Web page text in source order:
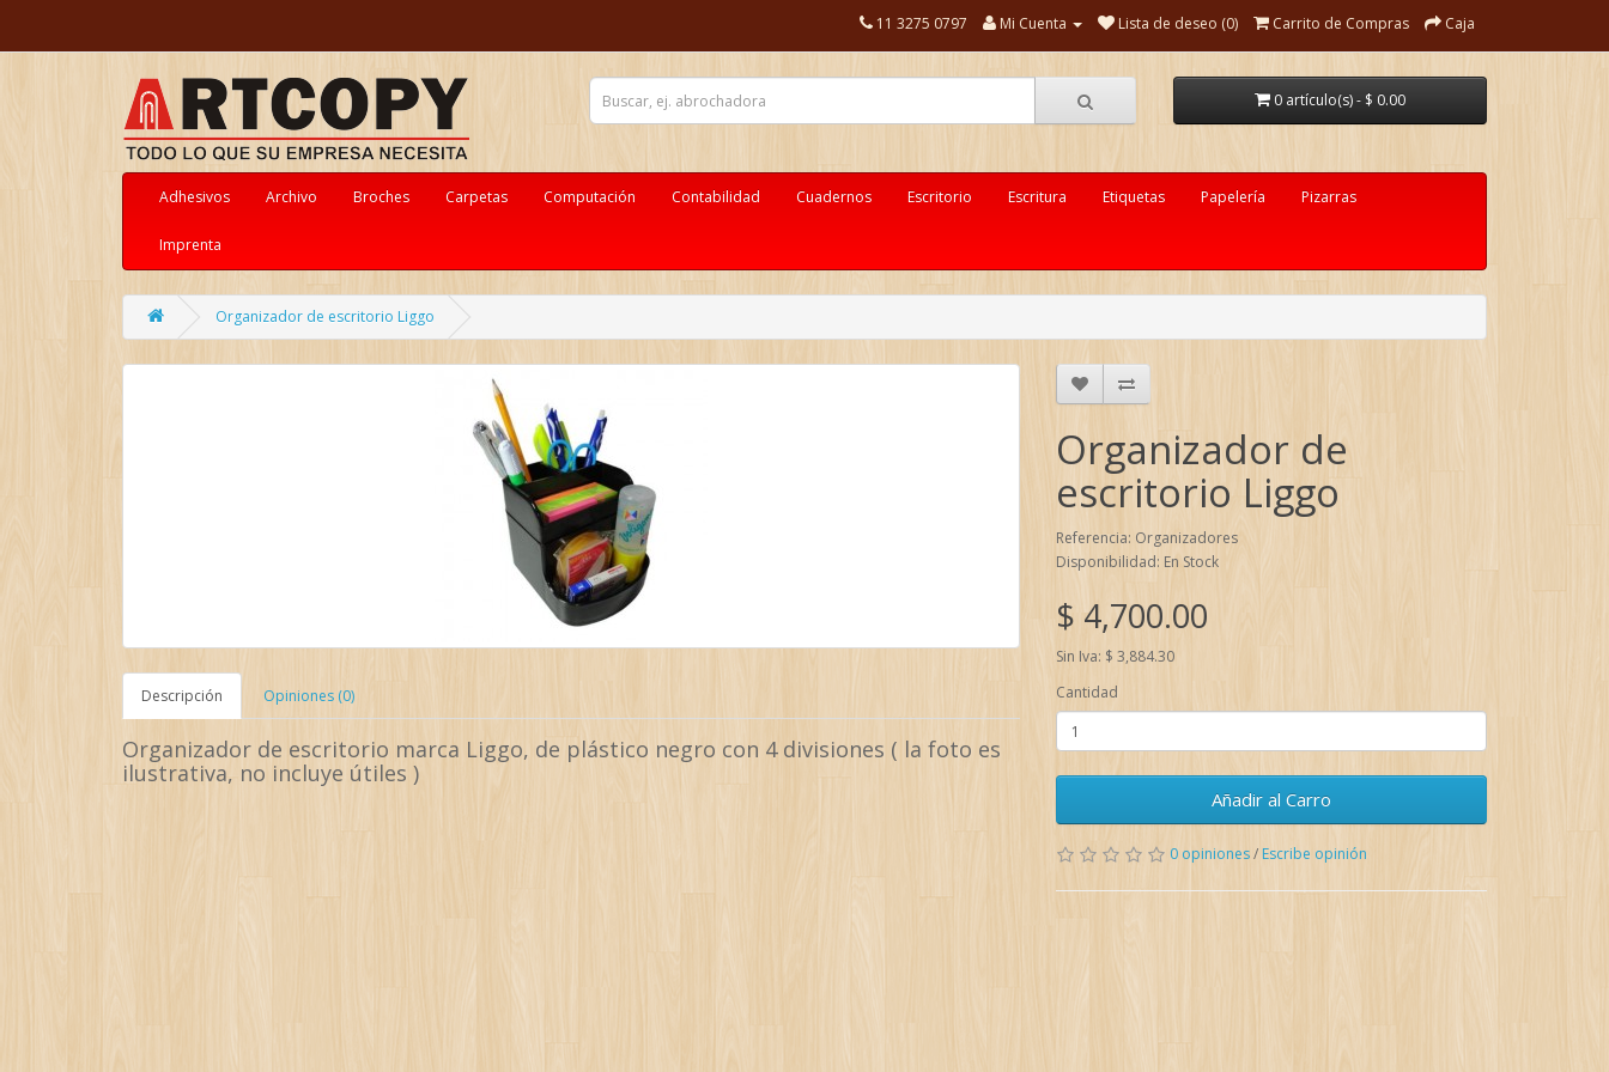
11 3275 0797 Mi Cuenta Lista de deseo (0) Carrito de Compras Caja
0 artículo(s) - $ 0.00
Adhesivos Archivo Broches Carpetas Computación Contabilidad Cuadernos Escritorio Escritura Etiquetas Papelería Pizarras
Imprenta
Organizador de escritorio Liggo
Descripción Opiniones (0)
Organizador de escritorio marca Liggo, de plástico negro con 4 divisiones ( la foto es
ilustrativa, no incluye útiles )
Organizador de
escritorio Liggo
Referencia: Organizadores
Disponibilidad: En Stock
$ 4,700.00
Sin Iva: $ 3,884.30
Cantidad
Añadir al Carro
0 opiniones/ Escribe opinión